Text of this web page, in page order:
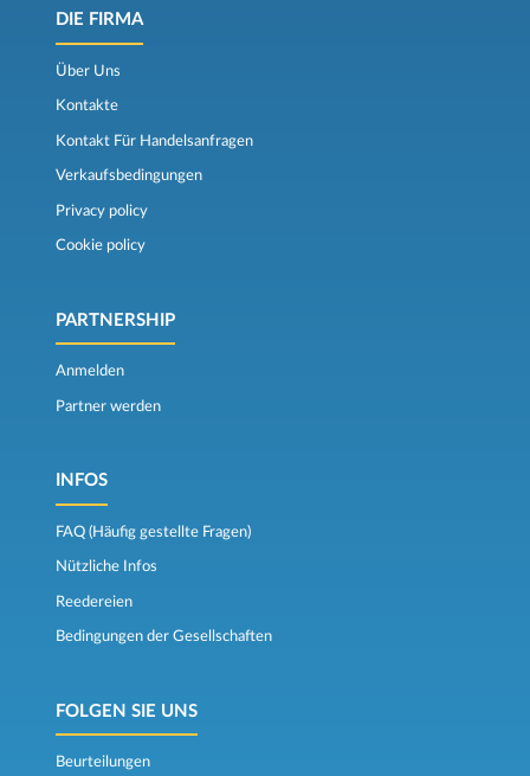
DIE FIRMA
Über Uns
Kontakte
Kontakt Für Handelsanfragen
Verkaufsbedingungen
Privacy policy
Cookie policy
PARTNERSHIP
Anmelden
Partner werden
INFOS
FAQ (Häufig gestellte Fragen)
Nützliche Infos
Reedereien
Bedingungen der Gesellschaften
FOLGEN SIE UNS
Beurteilungen